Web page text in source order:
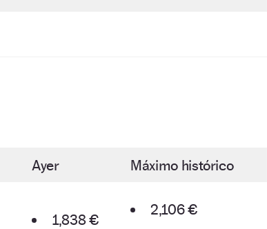
Ayer Máximo histórico
1,838 €
2,106 €